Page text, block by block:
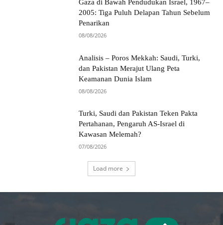
Gaza di Bawah Pendudukan Israel, 1967–
2005: Tiga Puluh Delapan Tahun Sebelum
Penarikan
08/08/2026
Analisis – Poros Mekkah: Saudi, Turki,
dan Pakistan Merajut Ulang Peta
Keamanan Dunia Islam
08/08/2026
Turki, Saudi dan Pakistan Teken Pakta
Pertahanan, Pengaruh AS-Israel di
Kawasan Melemah?
07/08/2026
Load more